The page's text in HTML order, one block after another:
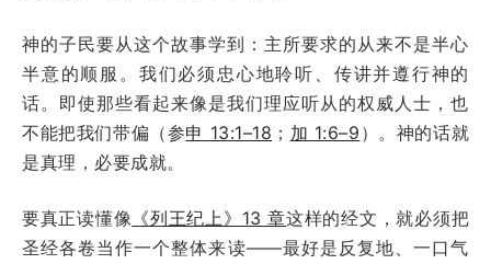
神的子民要从这个故事学到：主所要求的从来不是半心
半意的顺服。我们必须忠心地聆听、传讲并遵行神的
话。即使那些看起来像是我们理应听从的权威人士，也
不能把我们带偏（参申 13:1–18 ； 加 1:6–9 ）。神的话就
是真理，必要成就。
要真正读懂像 《列王纪上》13 章这样的经文，就必须把
圣经各卷当作一个整体来读——最好是反复地、一口气